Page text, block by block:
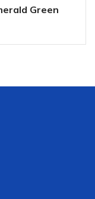
Green